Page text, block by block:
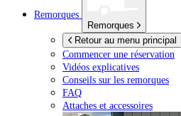
Remorques
Remorques
Retour au menu principal
Commencer une réservation
Vidéos explicatives
Conseils sur les remorques
FAQ
Attaches et accessoires